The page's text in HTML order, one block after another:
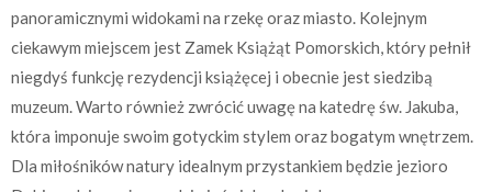
panoramicznymi widokami na rzekę oraz miasto. Kolejnym
ciekawym miejscem jest Zamek Książąt Pomorskich, który pełnił
niegdyś funkcję rezydencji książęcej i obecnie jest siedzibą
muzeum. Warto również zwrócić uwagę na katedrę św. Jakuba,
która imponuje swoim gotyckim stylem oraz bogatym wnętrzem.
Dla miłośników natury idealnym przystankiem będzie jezioro